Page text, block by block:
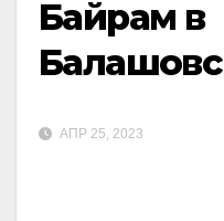
Байрам в
АПР 25, 2023